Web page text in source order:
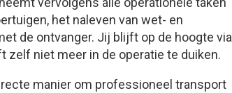
het naleven van wet- en
de ontvanger. Jij blijft op de hoogte via
zelf niet meer in de operatie te duiken.
manier om professioneel transport